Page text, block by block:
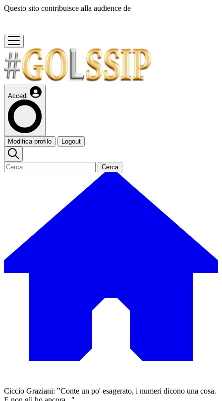
Questo sito contribuisce alla audience de
Accedi
Modifica profilo Logout
Cerca
Ciccio Graziani: "Conte un po' esagerato, i numeri dicono una cosa.